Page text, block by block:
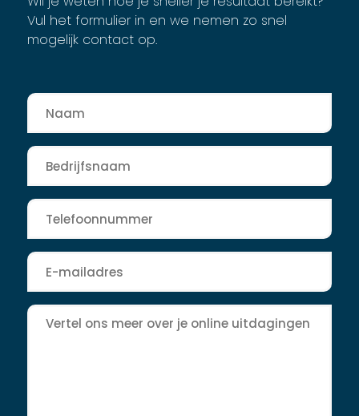
Vul het formulier in en we nemen zo snel
mogelijk contact op.
Naam
Bedrijfsnaam
Telefoon
E-
mailadres
Bericht